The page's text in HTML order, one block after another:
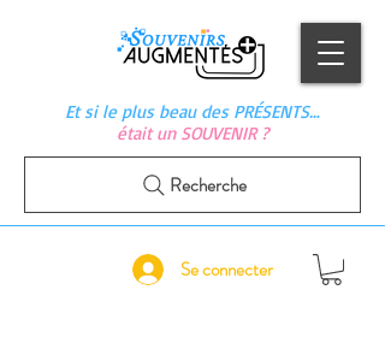
Et si le plus beau des PRÉSENTS…
était un SOUVENIR ?
Se connecter
Recherche